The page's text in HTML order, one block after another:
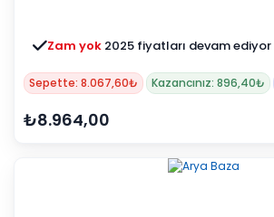
Zam yok 2025 fiyatları devam ediyor
Sepette: 8.067,60₺ Kazancınız: 896,40₺
₺8.964,00